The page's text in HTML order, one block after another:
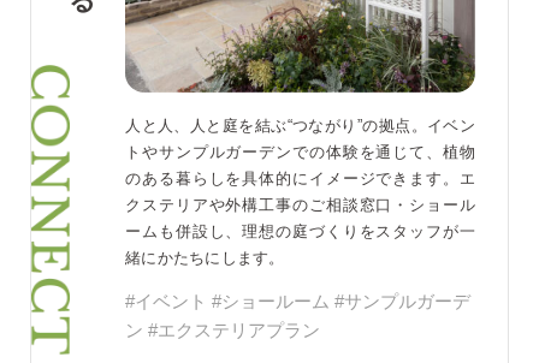
人と人、人と庭を結ぶ“つながり”の拠点。イベン
トやサンプルガーデンでの体験を通じて、植物
のある暮らしを具体的にイメージできます。エ
クステリアや外構工事のご相談窓口・ショール
ームも併設し、理想の庭づくりをスタッフが一
緒にかたちにします。
#イベント #ショールーム #サンプルガーデ
ン #エクステリアプラン